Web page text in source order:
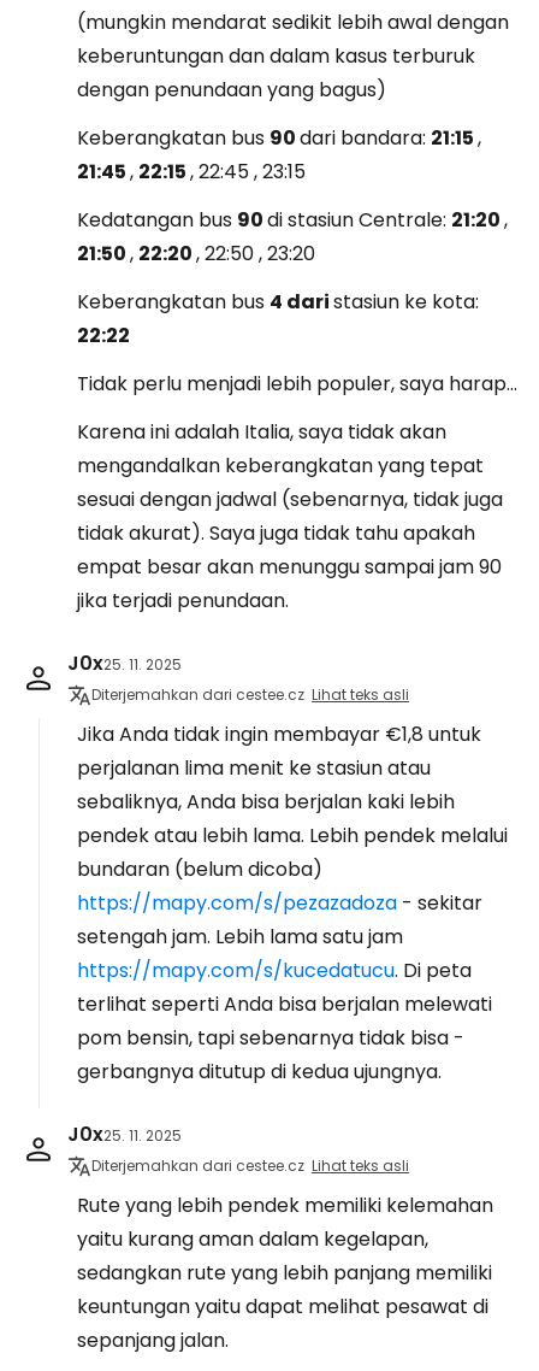
(mungkin mendarat sedikit lebih awal dengan
keberuntungan dan dalam kasus terburuk
dengan penundaan yang bagus)
Keberangkatan bus 90dari bandara: 21:15,
21:45, 22:15, 22:45 , 23:15
Kedatangan bus 90di stasiun Centrale: 21:20,
21:50, 22:20, 22:50 , 23:20
Keberangkatan bus 4 daristasiun ke kota:
22:22
Tidak perlu menjadi lebih populer, saya harap...
Karena ini adalah Italia, saya tidak akan
mengandalkan keberangkatan yang tepat
sesuai dengan jadwal (sebenarnya, tidak juga
tidak akurat). Saya juga tidak tahu apakah
empat besar akan menunggu sampai jam 90
jika terjadi penundaan.
J0x25. 11. 2025
Diterjemahkan dari cestee.cz Lihat teks asli
Jika Anda tidak ingin membayar €1,8 untuk
perjalanan lima menit ke stasiun atau
sebaliknya, Anda bisa berjalan kaki lebih
pendek atau lebih lama. Lebih pendek melalui
bundaran (belum dicoba)
https://mapy.com/s/pezazadoza - sekitar
setengah jam. Lebih lama satu jam
https://mapy.com/s/kucedatucu. Di peta
terlihat seperti Anda bisa berjalan melewati
pom bensin, tapi sebenarnya tidak bisa -
gerbangnya ditutup di kedua ujungnya.
J0x25. 11. 2025
Diterjemahkan dari cestee.cz Lihat teks asli
Rute yang lebih pendek memiliki kelemahan
yaitu kurang aman dalam kegelapan,
sedangkan rute yang lebih panjang memiliki
keuntungan yaitu dapat melihat pesawat di
sepanjang jalan.